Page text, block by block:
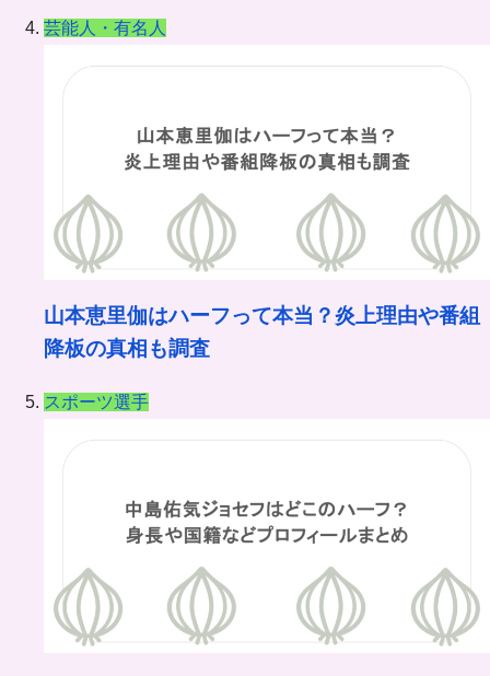
芸能人・有名人
山本恵里伽はハーフって本当？炎上理由や番組
降板の真相も調査
スポーツ選手